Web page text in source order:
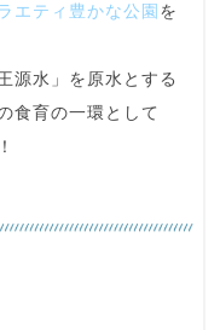
エティ豊かな公園 を
源水」を原水とする
食育の一環として